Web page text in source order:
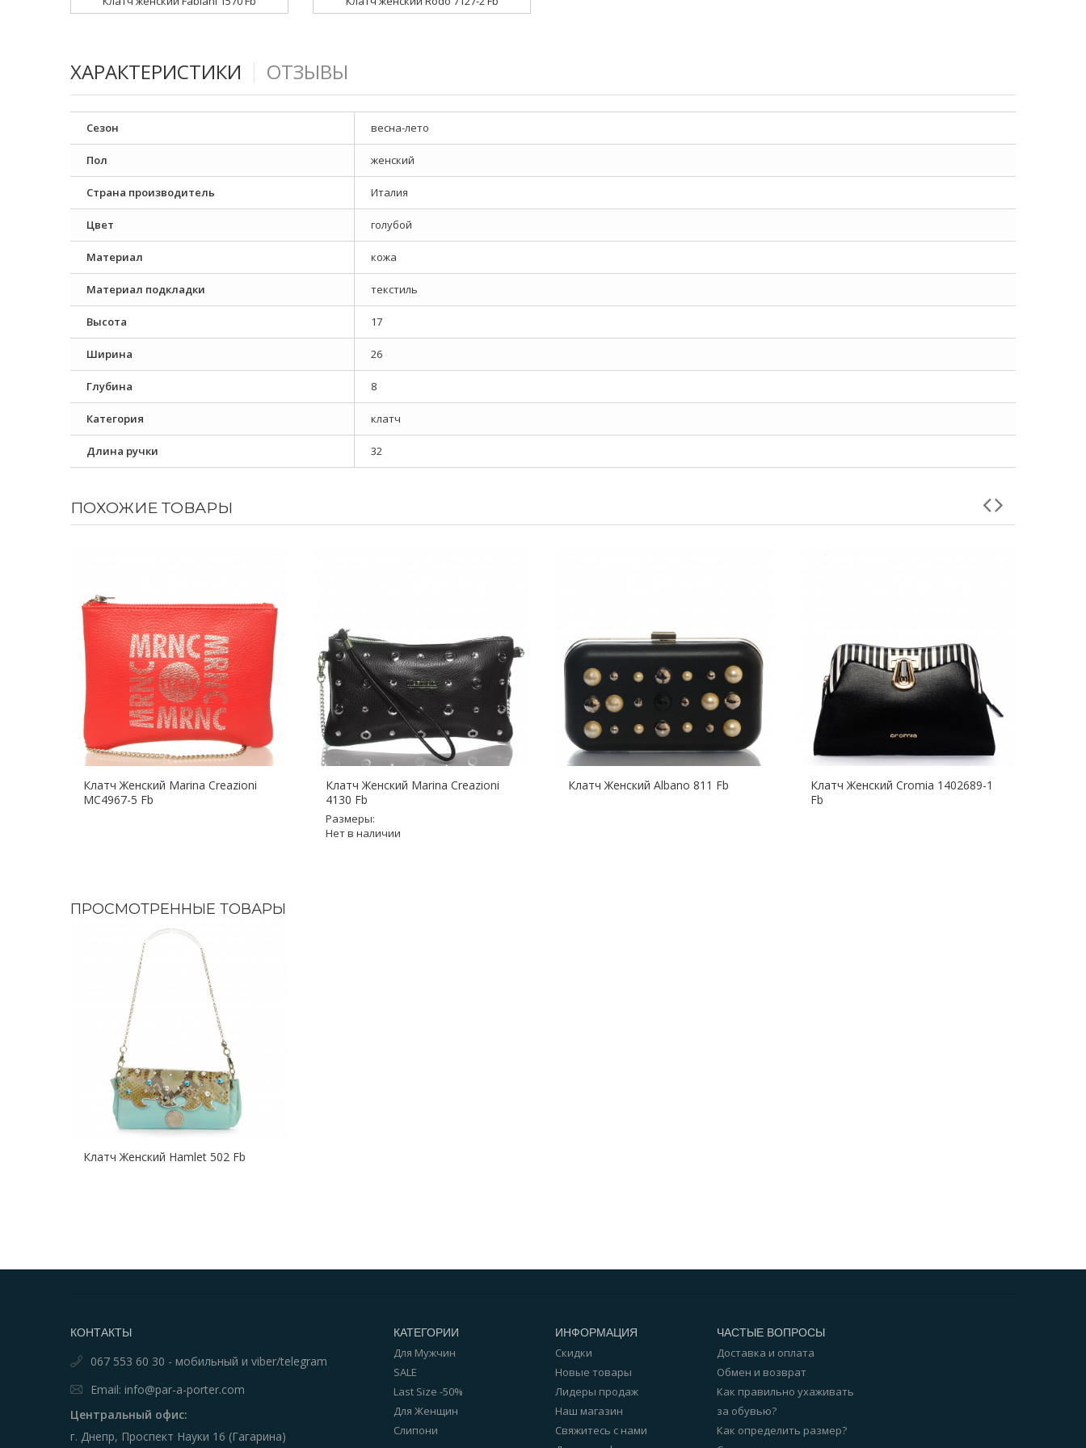
ХАРАКТЕРИСТИКИ ОТЗЫВЫ
Сезон весна-лето
Пол женский
Страна производитель Италия
Цвет голубой
Материал кожа
Материал подкладки текстиль
Высота 17
Ширина 26
Глубина 8
Категория клатч
Длина ручки 32
ПОХОЖИЕ ТОВАРЫ
Клатч Женский Marina Creazioni
MC4967-5 Fb
Клатч Женский Marina Creazioni
4130 Fb
Размеры:
Нет в наличии
Клатч Женский Albano 811 Fb
Клатч Женский Cromia 1402689-1
Fb
ПРОСМОТРЕННЫЕ ТОВАРЫ
Клатч Женский Hamlet 502 Fb
КОНТАКТЫ
067 553 60 30 - мобильный и viber/telegram
Email: info@par-a-porter.com
Центральный офис:
г. Днепр, Проспект Науки 16 (Гагарина)
КАТЕГОРИИ
Для Мужчин
SALE
Last Size -50%
Для Женщин
Слипони
ИНФОРМАЦИЯ
Скидки
Новые товары
Лидеры продаж
Наш магазин
Свяжитесь с нами
ЧАСТЫЕ ВОПРОСЫ
Доставка и оплата
Обмен и возврат
Как правильно ухаживать
за обувью?
Как определить размер?